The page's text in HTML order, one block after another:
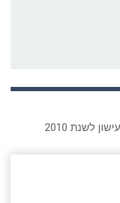
לשנת 2010